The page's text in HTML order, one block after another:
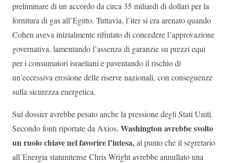
preliminare di un accordo da circa 35 miliardi di dollari per la
fornitura di gas all’Egitto. Tuttavia, l’iter si era arenato quando
Cohen aveva inizialmente rifiutato di concedere l’approvazione
governativa, lamentando l’assenza di garanzie su prezzi equi
per i consumatori israeliani e paventando il rischio di
un’eccessiva erosione delle riserve nazionali, con conseguenze
sulla sicurezza energetica.
Sul dossier avrebbe pesato anche la pressione degli Stati Uniti.
Secondo fonti riportate da Axios, Washington avrebbe svolto
un ruolo chiave nel favorire l’intesa,al punto che il segretario
all’Energia statunitense Chris Wright avrebbe annullato una